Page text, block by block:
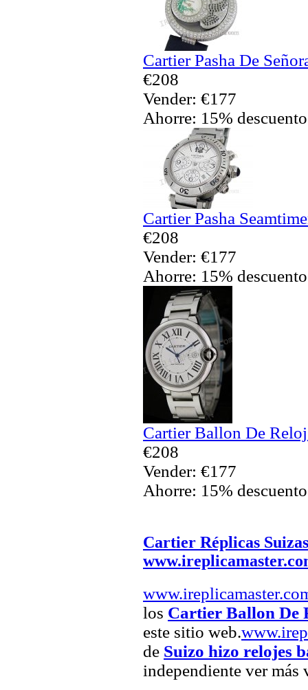
Cartier Pasha De
€208
Vender: €177
Ahorre: 15% descuento
Cartier Pasha
€208
Vender: €177
Ahorre: 15% descuento
Cartier Ballon De
€208
Vender: €177
Ahorre: 15% descuento
Cartier Réplicas Suizas
los Cartier Ballon De
este sitio web.
de Suizo hizo relojes
independiente ver más